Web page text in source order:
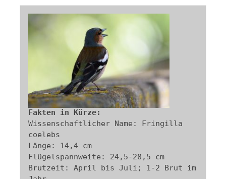
Wissenschaftlicher Name: Fringilla
coelebs
Länge: 14,4 cm
Flügelspannweite: 24,5-28,5 cm
Brutzeit: April bis Juli; 1-2 Brut im